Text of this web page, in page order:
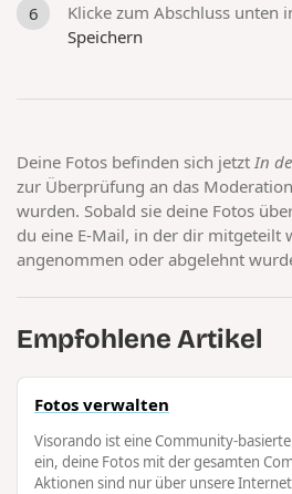
Klicke zum Abschluss unten
Speichern
Deine Fotos befinden sich jetztIn
zur Überprüfung an das
wurden. Sobald sie deine Fotos
du eine E-Mail, in der dir mitgeteilt
angenommen oder abgelehnt
Empfohlene Artikel
Fotos verwalten
Visorando ist eine Community-
ein, deine Fotos mit der gesamten
Aktionen sind nur über unsere